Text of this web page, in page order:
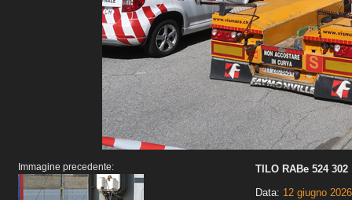
Immagine precedente:
TILO RABe 524 302
Data: 12 giugno 2026